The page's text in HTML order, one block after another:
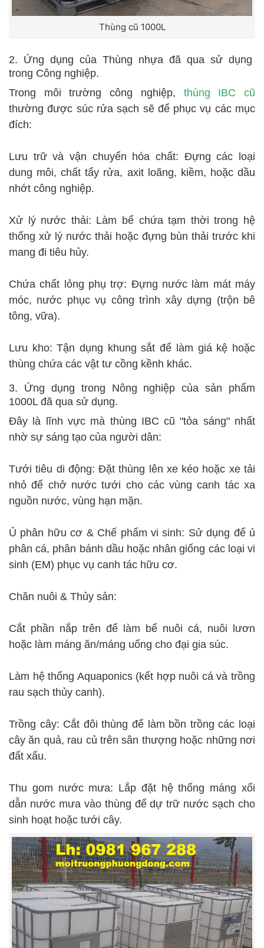
Thùng cũ 1000L
2. Ứng dụng của Thùng nhựa đã qua sử dụng
trong Công nghiệp.
Trong môi trường công nghiệp, thùng IBC cũ
thường được súc rửa sạch sẽ để phục vụ các mục
đích:
Lưu trữ và vận chuyển hóa chất: Đựng các loại
dung môi, chất tẩy rửa, axit loãng, kiềm, hoặc dầu
nhớt công nghiệp.
Xử lý nước thải: Làm bể chứa tạm thời trong hệ
thống xử lý nước thải hoặc đựng bùn thải trước khi
mang đi tiêu hủy.
Chứa chất lỏng phụ trợ: Đựng nước làm mát máy
móc, nước phục vụ công trình xây dựng (trộn bê
tông, vữa).
Lưu kho: Tận dụng khung sắt để làm giá kệ hoặc
thùng chứa các vật tư cồng kềnh khác.
3. Ứng dụng trong Nông nghiệp của sản phẩm
1000L đã qua sử dụng.
Đây là lĩnh vực mà thùng IBC cũ "tỏa sáng" nhất
nhờ sự sáng tạo của người dân:
Tưới tiêu di động: Đặt thùng lên xe kéo hoặc xe tải
nhỏ để chở nước tưới cho các vùng canh tác xa
nguồn nước, vùng hạn mặn.
Ủ phân hữu cơ & Chế phẩm vi sinh: Sử dụng để ủ
phân cá, phân bánh dầu hoặc nhân giống các loại vi
sinh (EM) phục vụ canh tác hữu cơ.
Chăn nuôi & Thủy sản:
Cắt phần nắp trên để làm bể nuôi cá, nuôi lươn
hoặc làm máng ăn/máng uống cho đại gia súc.
Làm hệ thống Aquaponics (kết hợp nuôi cá và trồng
rau sạch thủy canh).
Trồng cây: Cắt đôi thùng để làm bồn trồng các loại
cây ăn quả, rau củ trên sân thượng hoặc những nơi
đất xấu.
Thu gom nước mưa: Lắp đặt hệ thống máng xối
dẫn nước mưa vào thùng để dự trữ nước sạch cho
sinh hoạt hoặc tưới cây.